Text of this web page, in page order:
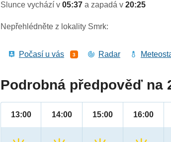
Slunce vychází v05:37a zapadá v20:25
Nepřehlédněte z lokality Smrk:
Počasí u vás 3 Radar
Podrobná předpověď na
13:00 14:00 15:00 16:00